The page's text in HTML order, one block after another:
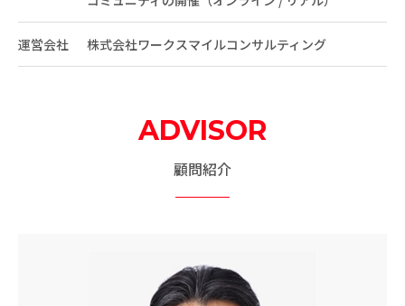
運営会社 株式会社ワークスマイルコンサルティング
ADVISOR
顧問紹介